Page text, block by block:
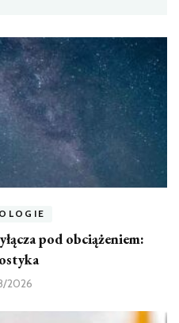
pod obciążeniem:
2026